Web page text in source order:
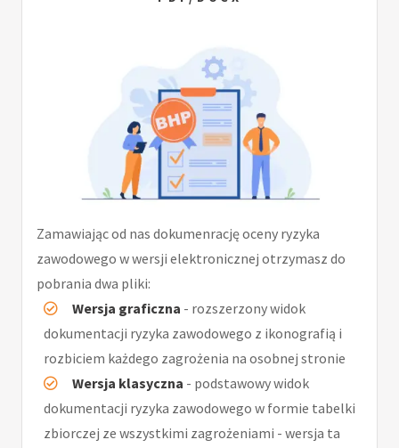
Zamawiając od nas dokumenrację oceny ryzyka
zawodowego w wersji elektronicznej otrzymasz do
pobrania dwa pliki:
Wersja graficzna - rozszerzony widok
dokumentacji ryzyka zawodowego z ikonografią i
rozbiciem każdego zagrożenia na osobnej stronie
Wersja klasyczna - podstawowy widok
dokumentacji ryzyka zawodowego w formie tabelki
zbiorczej ze wszystkimi zagrożeniami - wersja ta